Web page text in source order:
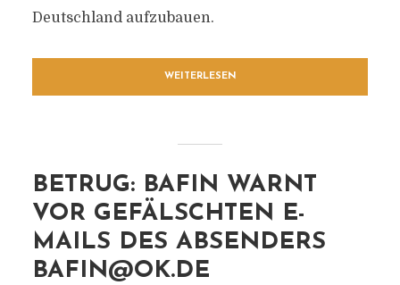
Deutschland aufzubauen.
WEITERLESEN
BETRUG: BAFIN WARNT
VOR GEFÄLSCHTEN E-
MAILS DES ABSENDERS
BAFIN@OK.DE